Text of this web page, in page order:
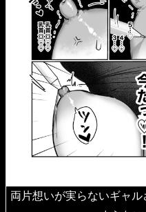
両片想いが実らないギャ